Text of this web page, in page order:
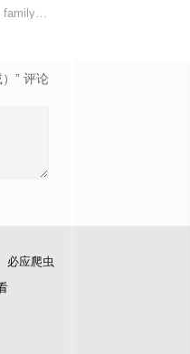
Get to know VMX A-listers
” 评论
必应爬虫